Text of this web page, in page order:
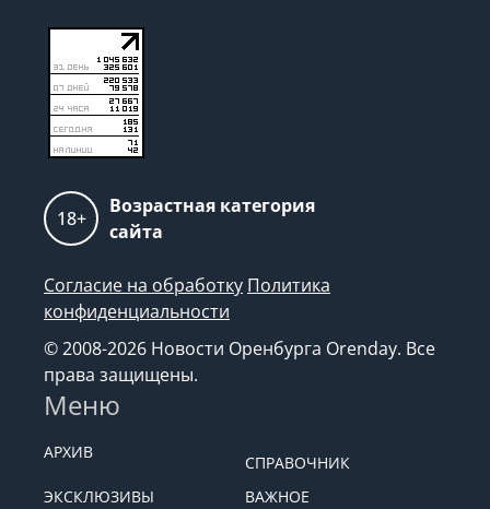
18+
Возрастная категория
сайта
Согласие на обработку Политика
конфиденциальности
© 2008-2026 Новости Оренбурга Orenday. Все
права защищены.
Меню
АРХИВ
СПРАВОЧНИК
ЭКСКЛЮЗИВЫ
ВАЖНОЕ